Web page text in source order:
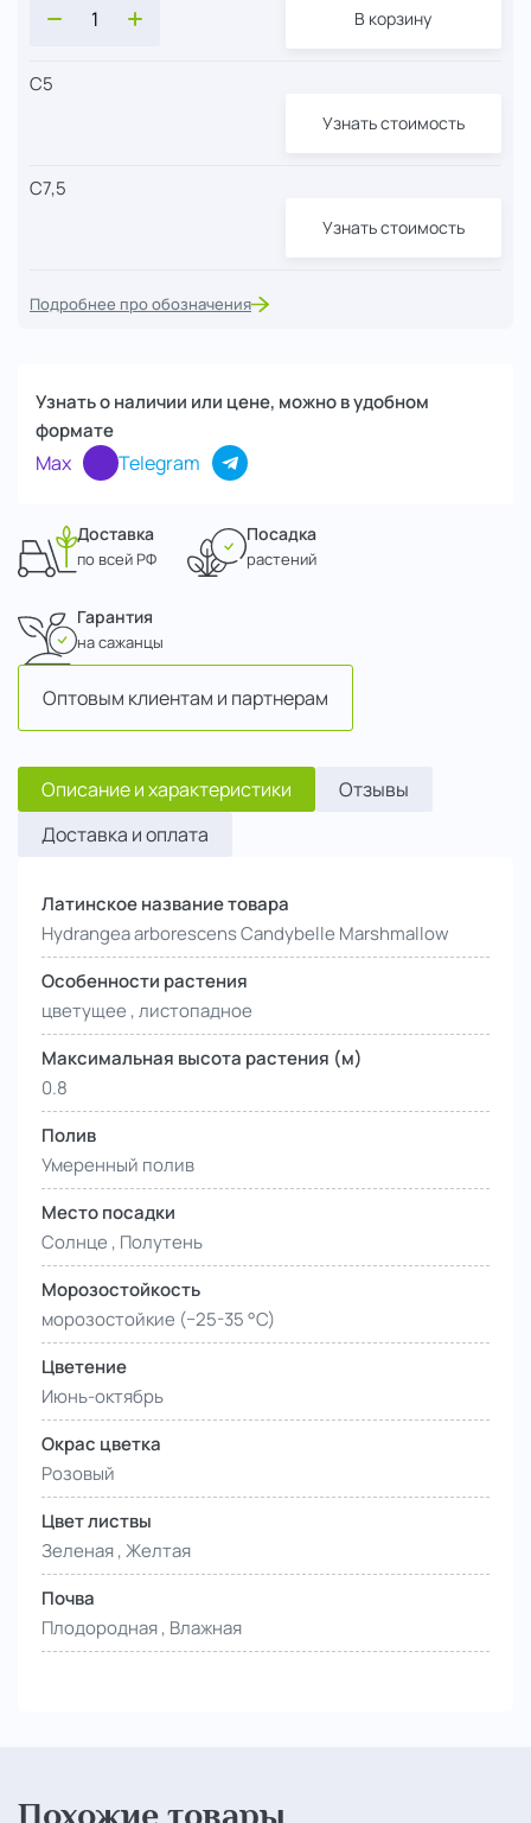
В корзину
С5
Узнать стоимость
С7,5
Узнать стоимость
Подробнее про обозначения
Узнать о наличии или цене, можно в удобном
формате
Max Telegram
Доставка
по всей РФ
Посадка
растений
Гарантия
на сажанцы
Оптовым клиентам и партнерам
Описание и характеристики
Отзывы
Доставка и оплата
Латинское название товара
Hydrangea arborescens Candybelle Marshmallow
Особенности растения
цветущее , листопадное
Максимальная высота растения (м)
0.8
Полив
Умеренный полив
Место посадки
Солнце , Полутень
Морозостойкость
морозостойкие (−25-35 °С)
Цветение
Июнь-октябрь
Окрас цветка
Розовый
Цвет листвы
Зеленая , Желтая
Почва
Плодородная , Влажная
Похожие товары